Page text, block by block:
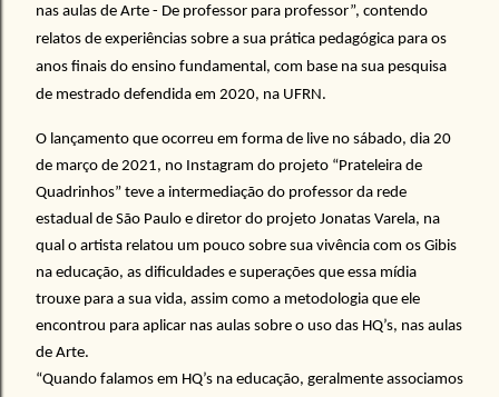
nas aulas de Arte - De professor para professor”, contendo
relatos de experiências sobre a sua prática pedagógica para os
anos finais do ensino fundamental, com base na sua pesquisa
de mestrado defendida em 2020, na UFRN.
O lançamento que ocorreu em forma de live no sábado, dia 20
de março de 2021, no Instagram do projeto “Prateleira de
Quadrinhos” teve a intermediação do professor da rede
estadual de São Paulo e diretor do projeto Jonatas Varela, na
qual o artista relatou um pouco sobre sua vivência com os Gibis
na educação, as dificuldades e superações que essa mídia
trouxe para a sua vida, assim como a metodologia que ele
encontrou para aplicar nas aulas sobre o uso das HQ’s, nas aulas
de Arte.
“Quando falamos em HQ’s na educação, geralmente associamos